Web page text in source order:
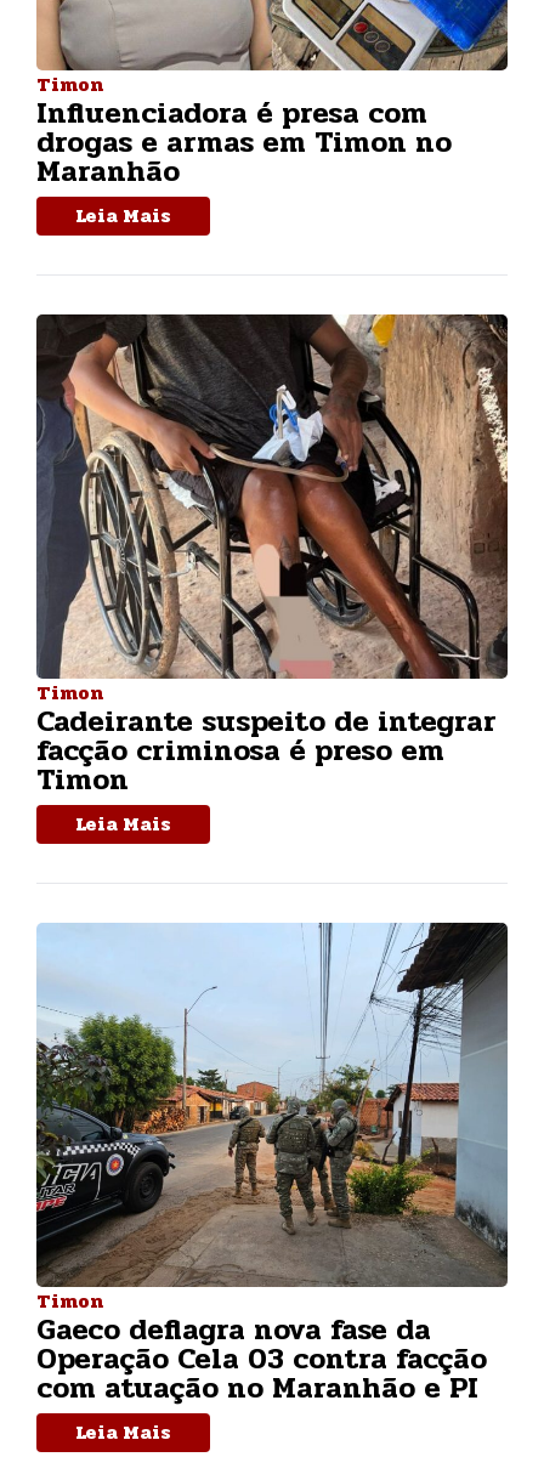
Timon
Influenciadora é presa com
drogas e armas em Timon no
Maranhão
Leia Mais
Timon
Cadeirante suspeito de integrar
facção criminosa é preso em
Timon
Leia Mais
Timon
Gaeco deflagra nova fase da
Operação Cela 03 contra facção
com atuação no Maranhão e PI
Leia Mais